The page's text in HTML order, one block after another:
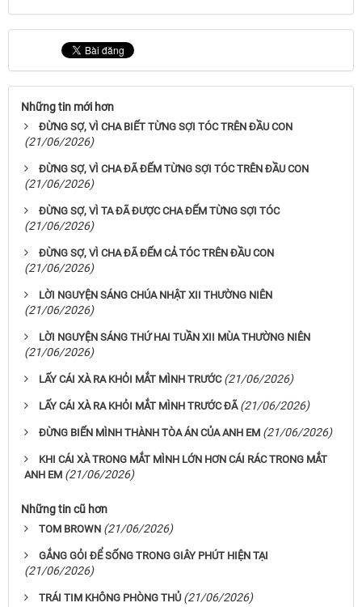
Những tin mới hơn
ĐỪNG SỢ, VÌ CHA BIẾT TỪNG SỢI TÓC TRÊN ĐẦU CON
(21/06/2026)
ĐỪNG SỢ, VÌ CHA ĐÃ ĐẾM TỪNG SỢI TÓC TRÊN ĐẦU CON
(21/06/2026)
ĐỪNG SỢ, VÌ TA ĐÃ ĐƯỢC CHA ĐẾM TỪNG SỢI TÓC
(21/06/2026)
ĐỪNG SỢ, VÌ CHA ĐÃ ĐẾM CẢ TÓC TRÊN ĐẦU CON
(21/06/2026)
LỜI NGUYỆN SÁNG CHÚA NHẬT XII THƯỜNG NIÊN
(21/06/2026)
LỜI NGUYỆN SÁNG THỨ HAI TUẦN XII MÙA THƯỜNG NIÊN
(21/06/2026)
LẤY CÁI XÀ RA KHỎI MẮT MÌNH TRƯỚC (21/06/2026)
LẤY CÁI XÀ RA KHỎI MẮT MÌNH TRƯỚC ĐÃ (21/06/2026)
ĐỪNG BIẾN MÌNH THÀNH TÒA ÁN CỦA ANH EM (21/06/2026)
KHI CÁI XÀ TRONG MẮT MÌNH LỚN HƠN CÁI RÁC TRONG MẮT
ANH EM (21/06/2026)
Những tin cũ hơn
TOM BROWN (21/06/2026)
GẮNG GỎI ĐỂ SỐNG TRONG GIÂY PHÚT HIỆN TẠI
(21/06/2026)
TRÁI TIM KHÔNG PHÒNG THỦ (21/06/2026)